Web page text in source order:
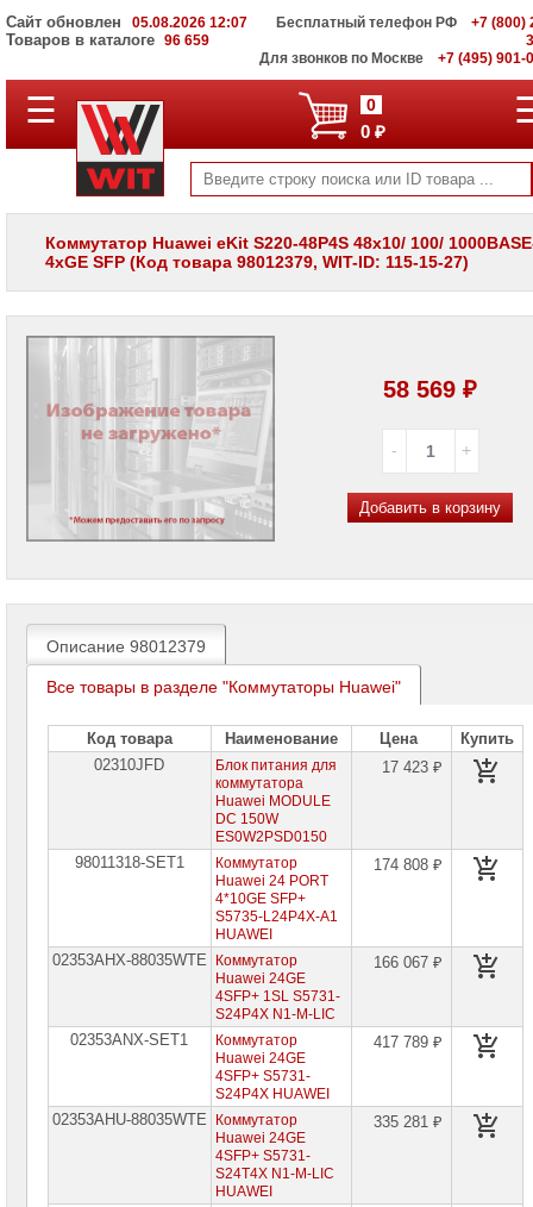
Сайт обновлен 05.08.2026 12:07
Товаров в каталоге 96 659
Бесплатный телефон РФ
+7 (800)
Для звонков по Москве
+7 (495) 901-
ПОЛНЫЙ
КАТАЛОГ
Корпоративные
серверы
WIT
хранения
VI
Мониторы
и
LCD
панели
проекторов
Brand
Name
Моноблоки
Brand
Компьютеры
МФУ
☰ 0
0 ₽
Коммутатор Huawei eKit S220-48P4S 48x10/ 100/
4xGE SFP (Код товара 98012379, WIT-ID: 115-15-27)
58 569 ₽
Добавить в корзину
Описание 98012379
Все товары в разделе "Коммутаторы Huawei"
Код товара Наименование Цена
Купить
02310JFD
Блок питания для
коммутатора
Huawei MODULE
DC 150W
ES0W2PSD0150
17 423 ₽
98011318-SET1
Коммутатор
Huawei 24 PORT
4*10GE SFP+
S5735-L24P4X-A1
HUAWEI
174 808 ₽
02353AHX-88035WTE
Коммутатор
Huawei 24GE
4SFP+ 1SL S5731-
S24P4X N1-M-LIC
166 067 ₽
02353ANX-SET1
Коммутатор
Huawei 24GE
4SFP+ S5731-
S24P4X HUAWEI
417 789 ₽
02353AHU-88035WTE
Коммутатор
Huawei 24GE
4SFP+ S5731-
S24T4X N1-M-LIC
HUAWEI
335 281 ₽